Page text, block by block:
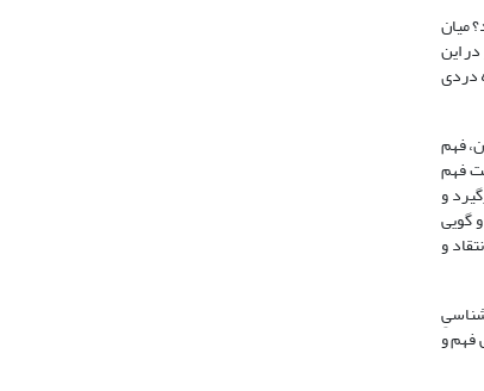
میان
این
دردی
فهم
فهم
و
گویی
و
فهم و